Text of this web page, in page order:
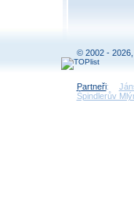
© 2002 - 2026,
Partneři:
Špindlerův